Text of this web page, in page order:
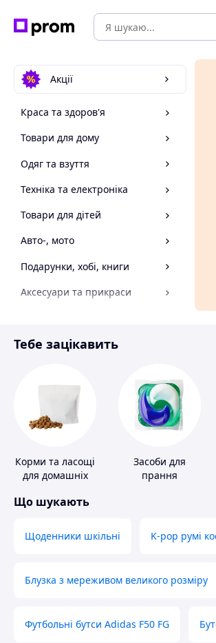
Акції
Краса та здоров'я
Товари для дому
Одяг та взуття
Техніка та електроніка
Товари для дітей
Авто-, мото
Подарунки, хобі, книги
Аксесуари та прикраси
Спорт і відпочинок
Тебе зацікавить
Корми та ласощі
для домашніх
Засоби для
прання
Що шукають
Щоденники шкільні K-pop румі
Блузка з мереживом великого розміру
Футбольні бутси Adidas F50 FG